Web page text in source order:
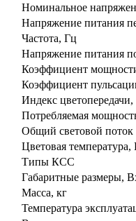
Номинальное
Напряжение питания
Частота, Гц
Напряжение питания
Коэффициент мощности
Коэффициент
Индекс цветопередачи,
Потребляемая
Общий световой поток
Цветовая температура,
Типы КСС
Габаритные размеры,
Масса, кг
Температура